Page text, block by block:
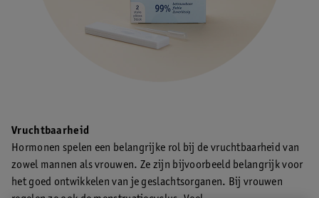
Vruchtbaarheid
Hormonen spelen een belangrijke rol bij de vruchtbaarheid van
zowel mannen als vrouwen. Ze zijn bijvoorbeeld belangrijk voor
het goed ontwikkelen van je geslachtsorganen. Bij vrouwen